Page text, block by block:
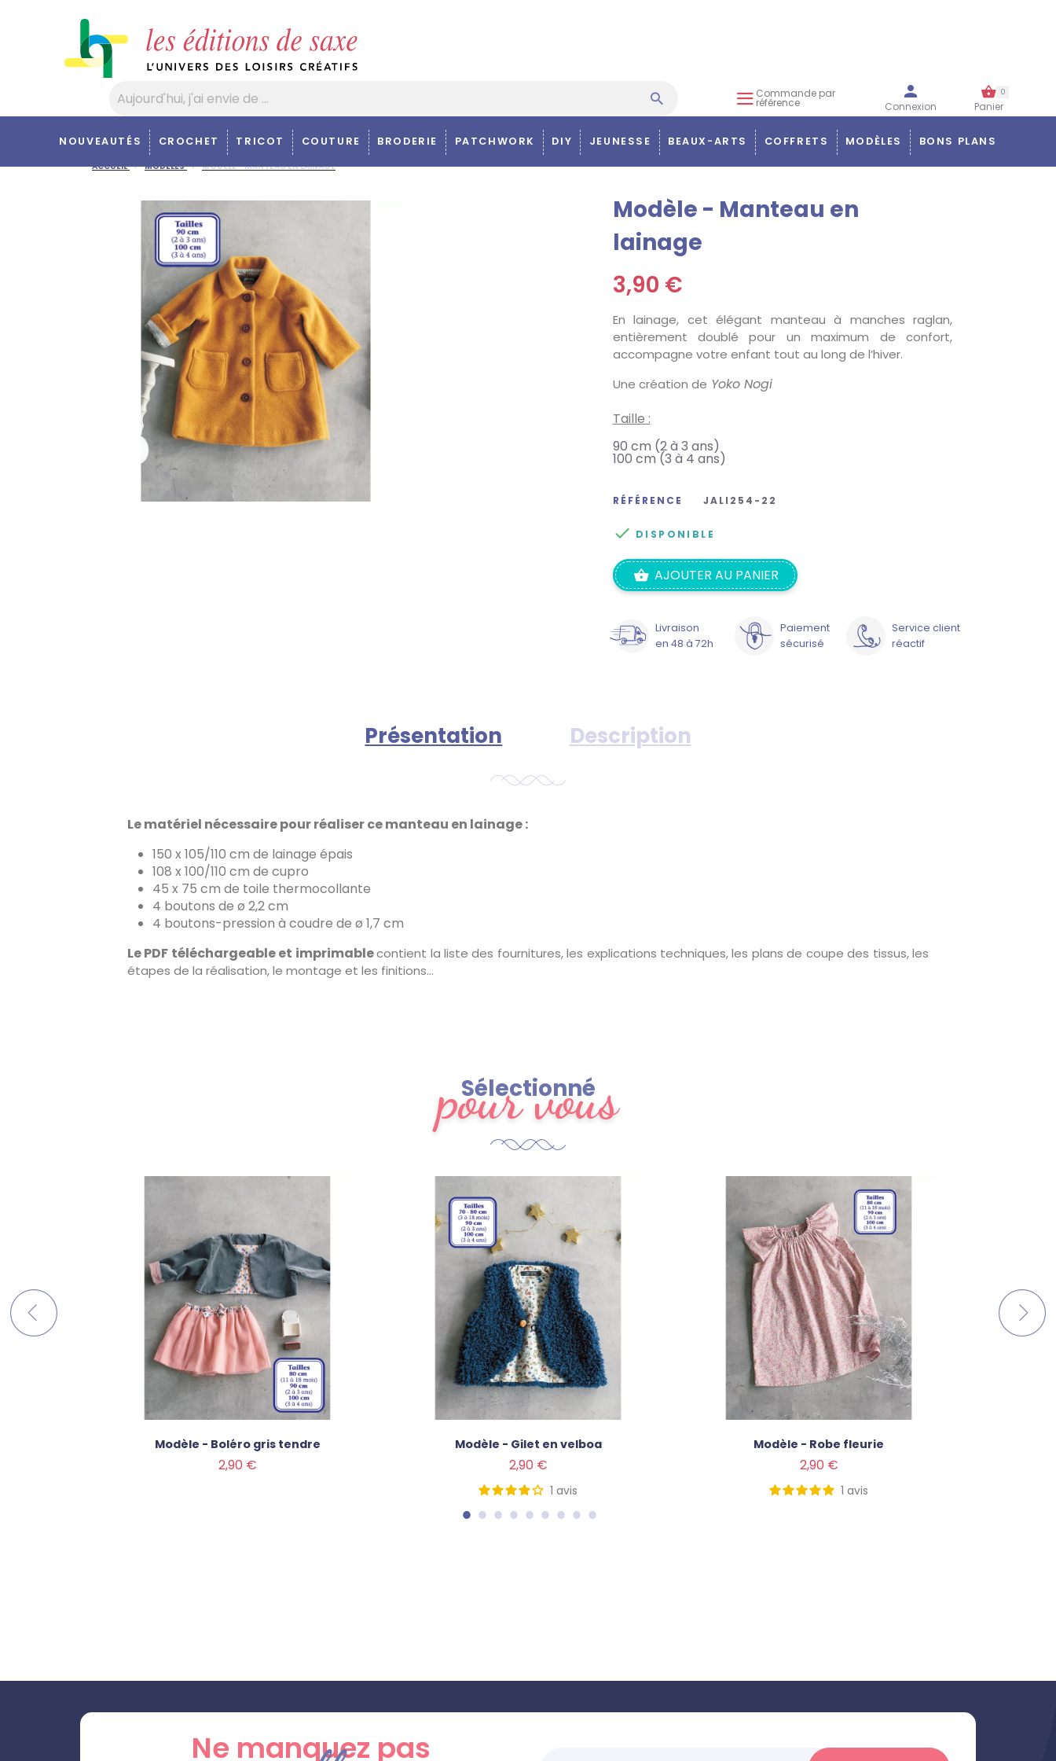
Commande par
référence Connexion Panier
0
NOUVEAUTÉS CROCHET TRICOT COUTURE BRODERIE PATCHWORK DIY JEUNESSE BEAUX-ARTS COFFRETS MODÈLES BONS PLANS
ACCUEIL MODÈLES MODÈLE - MANTEAU EN LAINAGE
Modèle - Manteau en
lainage
3,90 €
En lainage, cet élégant manteau à manches raglan,
entièrement doublé pour un maximum de confort,
accompagne votre enfant tout au long de l’hiver.
Une création de Yoko Nogi
Taille :
90 cm (2 à 3 ans)
100 cm (3 à 4 ans)
RÉFÉRENCE JALI254-22
 DISPONIBLE
AJOUTER AU PANIER
Livraison
en 48 à 72h
Paiement
sécurisé
Service client
réactif
Présentation Description
Le matériel nécessaire pour réaliser ce manteau en lainage :
150 x 105/110 cm de lainage épais
108 x 100/110 cm de cupro
45 x 75 cm de toile thermocollante
4 boutons de ø 2,2 cm
4 boutons-pression à coudre de ø 1,7 cm
Le PDF téléchargeable et imprimablecontient la liste des fournitures, les explications techniques, les plans de coupe des tissus, les
étapes de la réalisation, le montage et les finitions...
Sélectionné
pour vous
Modèle - Boléro gris tendre
2,90 €
Modèle - Gilet en velboa
2,90 €
1 avis
Modèle - Robe fleurie
2,90 €
1 avis
Ne manquez pas